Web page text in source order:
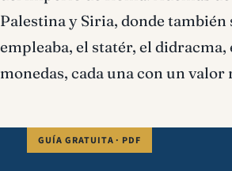
Palestina y Siria, donde también
empleaba, el statér, el
monedas, cada una con un valor
GUÍA GRATUITA · PDF